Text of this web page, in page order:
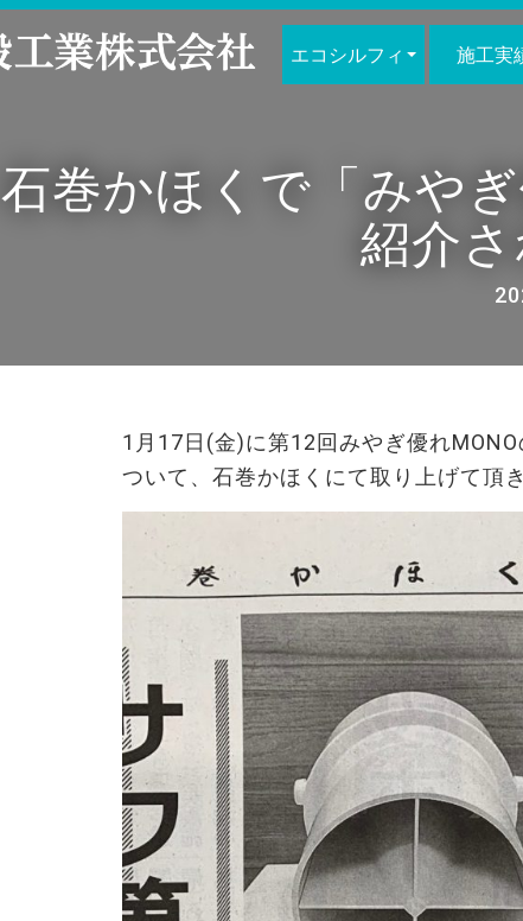
エコシルフィ 施工実
石巻かほくで「みや
紹介さ
1月17日(金)に第12回みやぎ優れ
ついて、石巻かほくにて取り上げて頂